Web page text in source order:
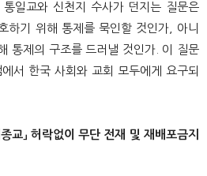
일교와 신천지 수사가 던지는 질문은
하기 위해 통제를 묵인할 것인가, 아니
통제의 구조를 드러낼 것인가. 이 질문
서 한국 사회와 교회 모두에게 요구되
」 허락없이 무단 전재 및 재배포금지